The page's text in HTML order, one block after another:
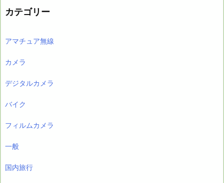
カテゴリー
アマチュア無線
カメラ
デジタルカメラ
バイク
フィルムカメラ
一般
国内旅行